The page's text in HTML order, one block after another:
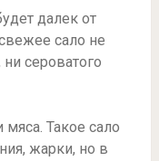
далек от
сало не
сероватого
мяса. Такое сало
жарки, но в